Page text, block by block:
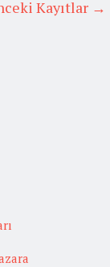
Kayıtlar →